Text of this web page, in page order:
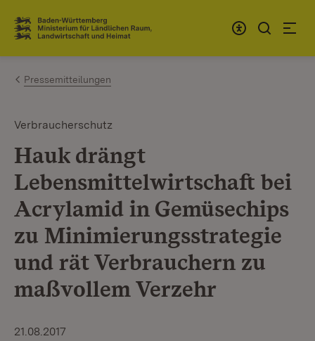
Zum Inhalt springen
Link zur Startseite
Pressemitteilungen
Verbraucherschutz
Hauk drängt
Lebensmittelwirtschaft bei
Acrylamid in Gemüsechips
zu Minimierungsstrategie
und rät Verbrauchern zu
maßvollem Verzehr
21.08.2017